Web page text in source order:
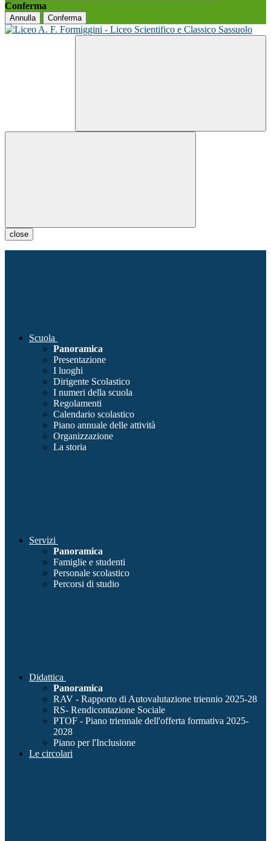
Conferma
Annulla Conferma
close
Scuola
Panoramica
Presentazione
I luoghi
Dirigente Scolastico
I numeri della scuola
Regolamenti
Calendario scolastico
Piano annuale delle attività
Organizzazione
La storia
Servizi
Panoramica
Famiglie e studenti
Personale scolastico
Percorsi di studio
Didattica
Panoramica
RAV - Rapporto di Autovalutazione triennio 2025-28
RS- Rendicontazione Sociale
PTOF - Piano triennale dell'offerta formativa 2025-
2028
Piano per l'Inclusione
Le circolari